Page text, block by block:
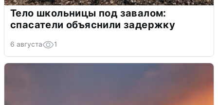
Тело школьницы под завалом:
спасатели объяснили задержку
6 августа 1